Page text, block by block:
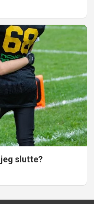
slutte?